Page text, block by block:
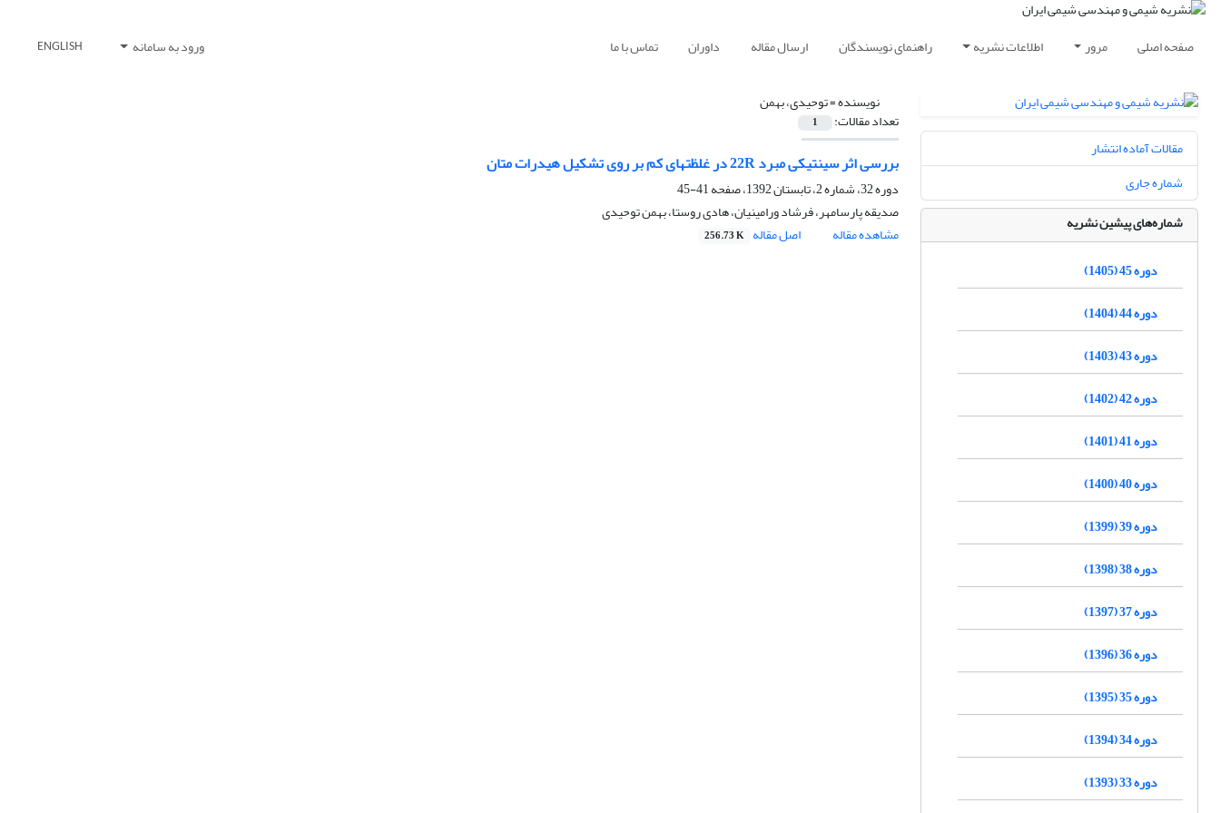
صفحه اصلی مرور اطلاعات نشریه راهنمای نویسندگان ارسال مقاله داوران تماس با ما ورود به سامانه ENGLISH
نویسنده =توحیدی، بهمن
تعداد مقالات: 1
بررسی اثر سینتیکی مبرد 22R در غلظت‏های کم بر روی تشکیل هیدرات متان
دوره 32، شماره 2، تابستان 1392، صفحه
41-45
صدیقه پارسامهر، فرشاد ورامینیان، هادی روستا، بهمن توحیدی
مشاهده مقاله
اصل مقاله 256.73 K
مقالات آماده انتشار
شماره جاری
شماره‌های پیشین نشریه
دوره 45 (1405)
دوره 44 (1404)
دوره 43 (1403)
دوره 42 (1402)
دوره 41 (1401)
دوره 40 (1400)
دوره 39 (1399)
دوره 38 (1398)
دوره 37 (1397)
دوره 36 (1396)
دوره 35 (1395)
دوره 34 (1394)
دوره 33 (1393)